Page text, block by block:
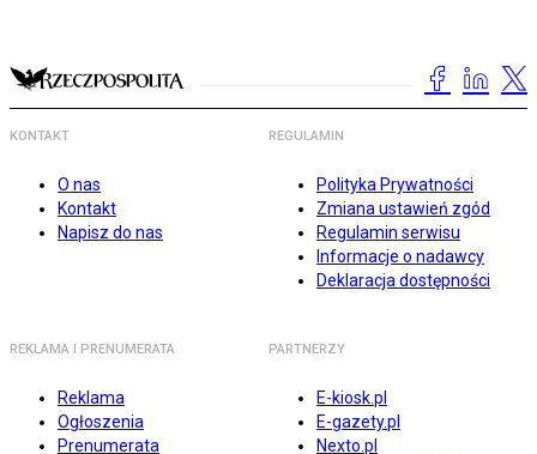
KONTAKT
O nas
Kontakt
Napisz do nas
REGULAMIN
Polityka Prywatności
Zmiana ustawień zgód
Regulamin serwisu
Informacje o nadawcy
Deklaracja dostępności
REKLAMA I PRENUMERATA
Reklama
Ogłoszenia
Prenumerata
PARTNERZY
E-kiosk.pl
E-gazety.pl
Nexto.pl